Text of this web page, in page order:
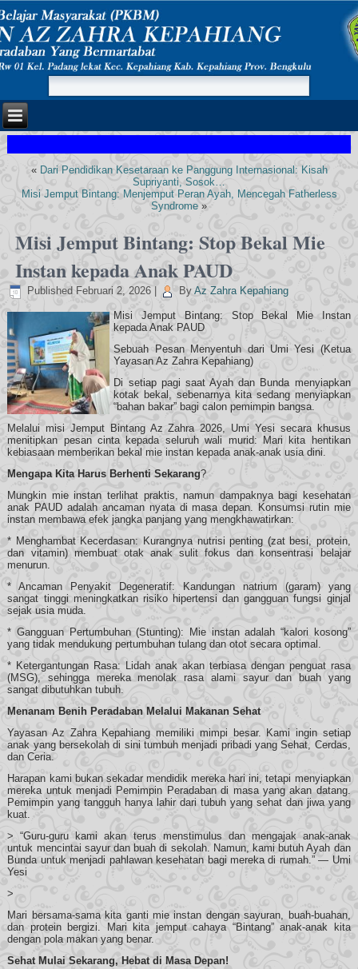
« Dari Pendidikan Kesetaraan ke Panggung Internasional: Kisah
Supriyanti, Sosok…
Misi Jemput Bintang: Menjemput Peran Ayah, Mencegah Fatherless
Syndrome »
Misi Jemput Bintang: Stop Bekal Mie
Instan kepada Anak PAUD
Published Februari 2, 2026 By Az Zahra Kepahiang
Misi Jemput Bintang: Stop Bekal Mie Instan
kepada Anak PAUD
Sebuah Pesan Menyentuh dari Umi Yesi (Ketua
Yayasan Az Zahra Kepahiang)
Di setiap pagi saat Ayah dan Bunda menyiapkan
kotak bekal, sebenarnya kita sedang menyiapkan
“bahan bakar” bagi calon pemimpin bangsa.
Melalui misi Jemput Bintang Az Zahra 2026, Umi Yesi secara khusus
menitipkan pesan cinta kepada seluruh wali murid: Mari kita hentikan
kebiasaan memberikan bekal mie instan kepada anak-anak usia dini.
Mengapa Kita Harus Berhenti Sekarang?
Mungkin mie instan terlihat praktis, namun dampaknya bagi kesehatan
anak PAUD adalah ancaman nyata di masa depan. Konsumsi rutin mie
instan membawa efek jangka panjang yang mengkhawatirkan:
* Menghambat Kecerdasan: Kurangnya nutrisi penting (zat besi, protein,
dan vitamin) membuat otak anak sulit fokus dan konsentrasi belajar
menurun.
* Ancaman Penyakit Degeneratif: Kandungan natrium (garam) yang
sangat tinggi meningkatkan risiko hipertensi dan gangguan fungsi ginjal
sejak usia muda.
* Gangguan Pertumbuhan (Stunting): Mie instan adalah “kalori kosong”
yang tidak mendukung pertumbuhan tulang dan otot secara optimal.
* Ketergantungan Rasa: Lidah anak akan terbiasa dengan penguat rasa
(MSG), sehingga mereka menolak rasa alami sayur dan buah yang
sangat dibutuhkan tubuh.
Menanam Benih Peradaban Melalui Makanan Sehat
Yayasan Az Zahra Kepahiang memiliki mimpi besar. Kami ingin setiap
anak yang bersekolah di sini tumbuh menjadi pribadi yang Sehat, Cerdas,
dan Ceria.
Harapan kami bukan sekadar mendidik mereka hari ini, tetapi menyiapkan
mereka untuk menjadi Pemimpin Peradaban di masa yang akan datang.
Pemimpin yang tangguh hanya lahir dari tubuh yang sehat dan jiwa yang
kuat.
> “Guru-guru kami akan terus menstimulus dan mengajak anak-anak
untuk mencintai sayur dan buah di sekolah. Namun, kami butuh Ayah dan
Bunda untuk menjadi pahlawan kesehatan bagi mereka di rumah.” — Umi
Yesi
>
Mari bersama-sama kita ganti mie instan dengan sayuran, buah-buahan,
dan protein bergizi. Mari kita jemput cahaya “Bintang” anak-anak kita
dengan pola makan yang benar.
Sehat Mulai Sekarang, Hebat di Masa Depan!